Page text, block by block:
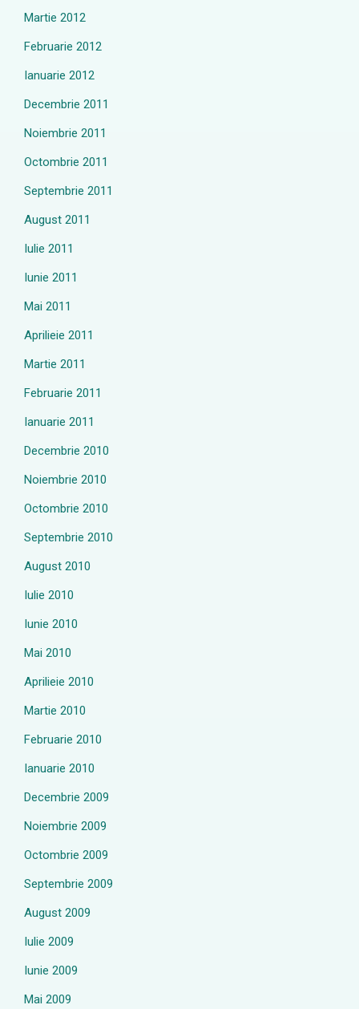
Martie 2012
Februarie 2012
Ianuarie 2012
Decembrie 2011
Noiembrie 2011
Octombrie 2011
Septembrie 2011
August 2011
Iulie 2011
Iunie 2011
Mai 2011
Aprilieie 2011
Martie 2011
Februarie 2011
Ianuarie 2011
Decembrie 2010
Noiembrie 2010
Octombrie 2010
Septembrie 2010
August 2010
Iulie 2010
Iunie 2010
Mai 2010
Aprilieie 2010
Martie 2010
Februarie 2010
Ianuarie 2010
Decembrie 2009
Noiembrie 2009
Octombrie 2009
Septembrie 2009
August 2009
Iulie 2009
Iunie 2009
Mai 2009